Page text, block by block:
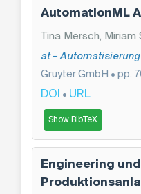
AutomationML
Tina Mersch, Miriam
at –
Gruyter GmbH • pp.
DOI • URL
Show BibTeX
Engineering